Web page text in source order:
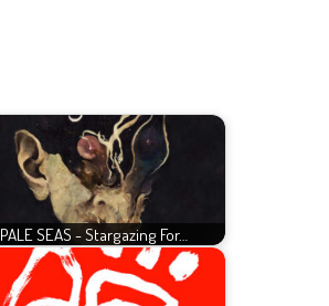
PALE SEAS - Stargazing For…